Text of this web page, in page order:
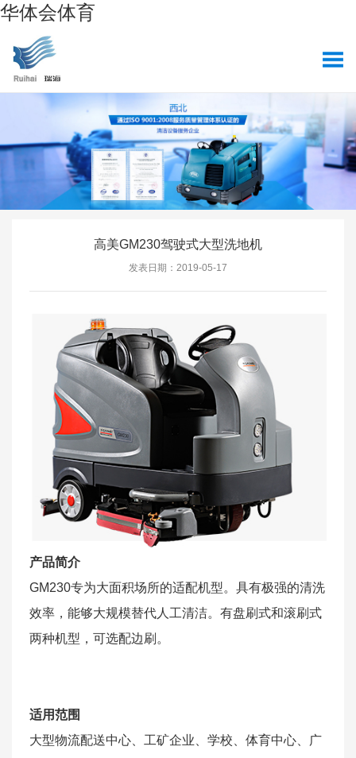
华体会体育
高美GM230驾驶式大型洗地机
发表日期：2019-05-17
产品简介
GM230专为大面积场所的适配机型。具有极强的清洗
效率，能够大规模替代人工清洁。有盘刷式和滚刷式
两种机型，可选配边刷。
适用范围
大型物流配送中心、工矿企业、学校、体育中心、广